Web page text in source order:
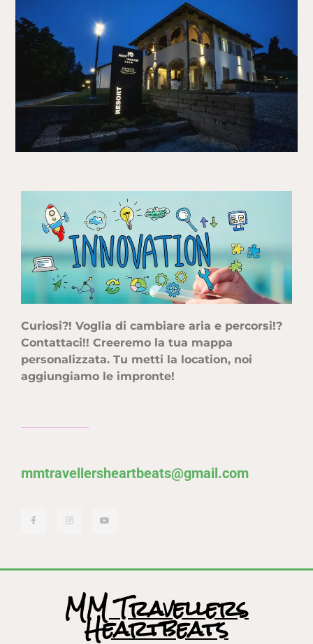
Curiosi?! Voglia di cambiare aria e percorsi!?
Contattaci!! Creeremo la tua mappa
personalizzata. Tu metti la location, noi
aggiungiamo le impronte!
mmtravellersheartbeats@gmail.com
MM Travellers
Heartbeats